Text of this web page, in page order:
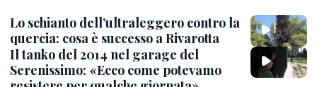
Lo schianto dell’ultraleggero contro la
quercia: cosa è successo a Rivarotta
Il tanko del 2014 nel garage del
Serenissimo: «Ecco come potevamo